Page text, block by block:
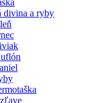
divina a ryby